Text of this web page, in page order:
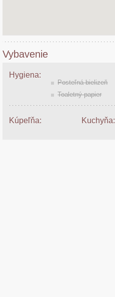
Vybavenie
Hygiena:
Posteľná bielizeň
Toaletný papier
Kúpeľňa: Kuchyňa: